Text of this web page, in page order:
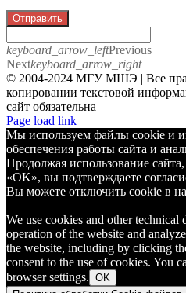
Отправить
keyboard_arrow_leftPrevious
Nextkeyboard_arrow_right
© 2004-2024 МГУ МШЭ | Все
копировании текстовой
сайт обязательна
Telegram
Page load link
Мы используем файлы cookie и
обеспечения работы сайта и
Продолжая использование
«OK», вы подтверждаете
Вы можете отключить cookie в
We use cookies and other technical
operation of the website and
the website, including by clicking
consent to the use of cookies. You
browser settings. OK